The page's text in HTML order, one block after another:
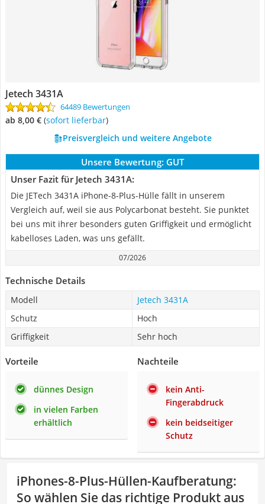
Jetech 3431A
64489 Bewertungen
ab 8,00 € ( Sofort lieferbar)
Preisvergleich und weitere Angebote
Unsere Bewertung: GUT
Unser Fazit für Jetech 3431A:
Die JETech 3431A iPhone-8-Plus-Hülle fällt in unserem
Vergleich auf, weil sie aus Polycarbonat besteht. Sie punktet
bei uns mit ihrer besonders guten Griffigkeit und ermöglicht
kabelloses Laden, was uns gefällt.
07/2026
Technische Details
Modell
Jetech 3431A
Schutz
Hoch
Griffigkeit
Sehr hoch
Vorteile
dünnes Design
in vielen Farben
erhältlich
Nachteile
kein Anti-
Fingerabdruck
kein beidseitiger
Schutz
iPhones-8-Plus-Hüllen-Kaufberatung:
So wählen Sie das richtige Produkt aus